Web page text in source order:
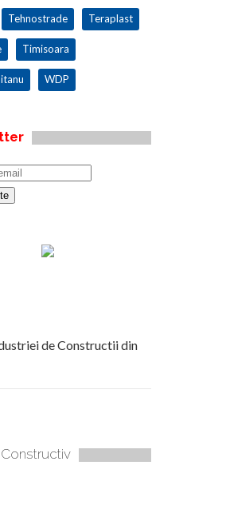
Tehnostrade Teraplast
Timisoara
WDP
de Constructii din
Constructiv